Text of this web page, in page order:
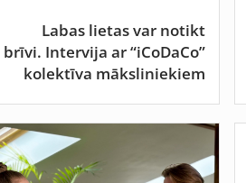
Labas lietas var notikt
brīvi. Intervija ar “iCoDaCo”
kolektīva māksliniekiem